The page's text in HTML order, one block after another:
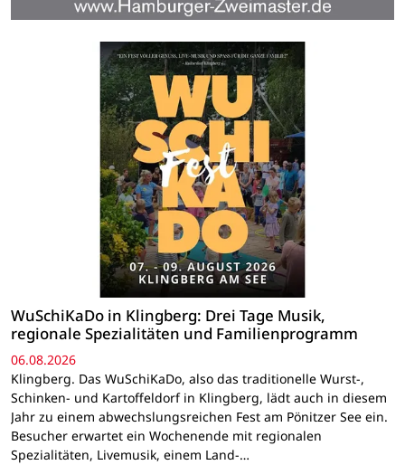
WuSchiKaDo in Klingberg: Drei Tage Musik,
regionale Spezialitäten und Familienprogramm
06.08.2026
Klingberg. Das WuSchiKaDo, also das traditionelle Wurst-,
Schinken- und Kartoffeldorf in Klingberg, lädt auch in diesem
Jahr zu einem abwechslungsreichen Fest am Pönitzer See ein.
Besucher erwartet ein Wochenende mit regionalen
Spezialitäten, Livemusik, einem Land-…